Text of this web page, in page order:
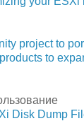
project to
to
Disk Dump